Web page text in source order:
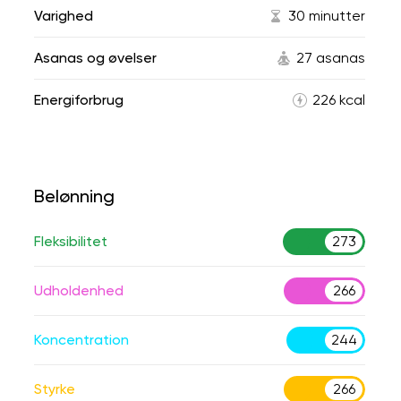
Varighed 30 minutter
Asanas og øvelser 27 asanas
Energiforbrug 226 kcal
Belønning
Fleksibilitet 273
Udholdenhed 266
Koncentration 244
Styrke 266